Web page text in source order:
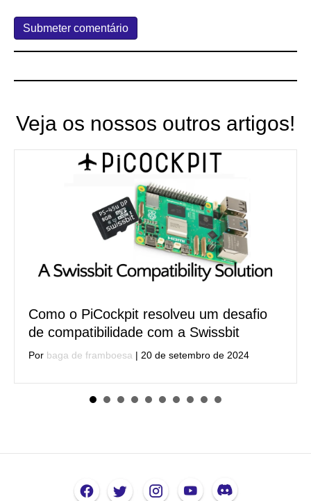
Veja os nossos outros artigos!
Como o PiCockpit resolveu um desafio
de compatibilidade com a Swissbit
Por baga de framboesa | 20 de setembro de 2024